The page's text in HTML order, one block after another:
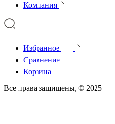
Компания
Избранное
Сравнение
Корзина
Все права защищены, © 2025